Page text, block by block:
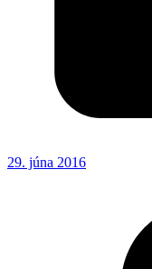
29. júna 2016